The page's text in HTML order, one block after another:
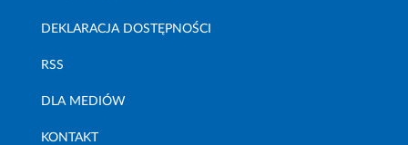
DEKLARACJA DOSTĘPNOŚCI
RSS
DLA MEDIÓW
KONTAKT